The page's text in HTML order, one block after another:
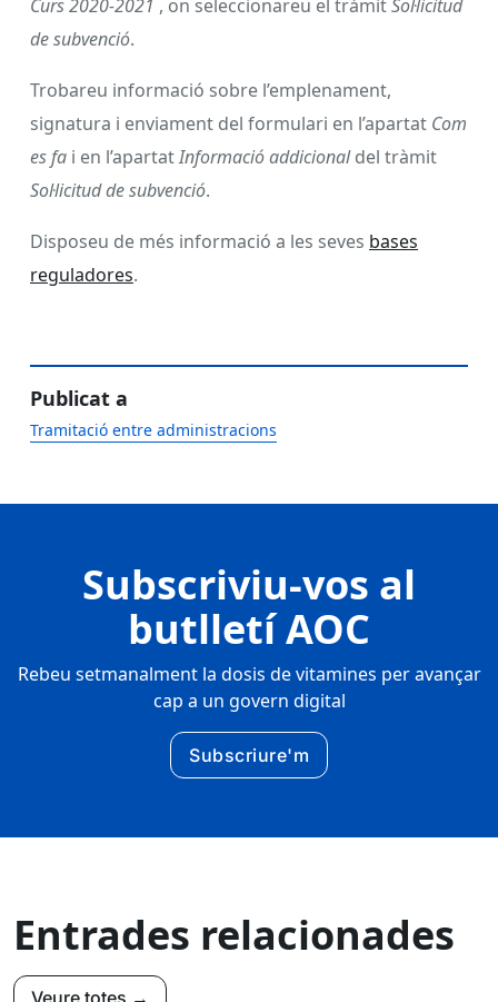
Curs 2020-2021 , on seleccionareu el tràmitSol·licitud
de subvenció.
Trobareu informació sobre l’emplenament,
signatura i enviament del formulari en l’apartat Com
es fa i en l’apartatInformació addicionaldel tràmit
Sol·licitud de subvenció.
Disposeu de més informació a les seves bases
reguladores.
Publicat a
Tramitació entre administracions
Subscriviu-vos al
butlletí AOC
Rebeu setmanalment la dosis de vitamines per avançar
cap a un govern digital
Subscriure'm
Entrades relacionades